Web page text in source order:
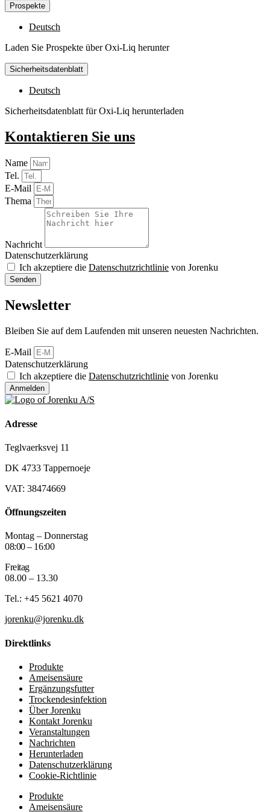
Prospekte
Deutsch
Laden Sie Prospekte über Oxi-Liq herunter
Sicherheitsdatenblatt
Deutsch
Sicherheitsdatenblatt für Oxi-Liq herunterladen
Kontaktieren Sie uns
Name
Tel.
E-Mail
Thema
Nachricht
Datenschutzerklärung
Ich akzeptiere die Datenschutzrichtlinie von Jorenku
Senden
Newsletter
Bleiben Sie auf dem Laufenden mit unseren neuesten Nachrichten.
E-Mail
Datenschutzerklärung
Ich akzeptiere die Datenschutzrichtlinie von Jorenku
Anmelden
Adresse
Teglvaerksvej 11
DK 4733 Tappernoeje
VAT: 38474669
Öffnungszeiten
Montag – Donnerstag
08:00 – 16:00
Freitag
08.00 – 13.30
Tel.: +45 5621 4070
jorenku@jorenku.dk
Direktlinks
Produkte
Ameisensäure
Ergänzungsfutter
Trockendesinfektion
Über Jorenku
Kontakt Jorenku
Veranstaltungen
Nachrichten
Herunterladen
Datenschutzerklärung
Cookie-Richtlinie
Produkte
Ameisensäure